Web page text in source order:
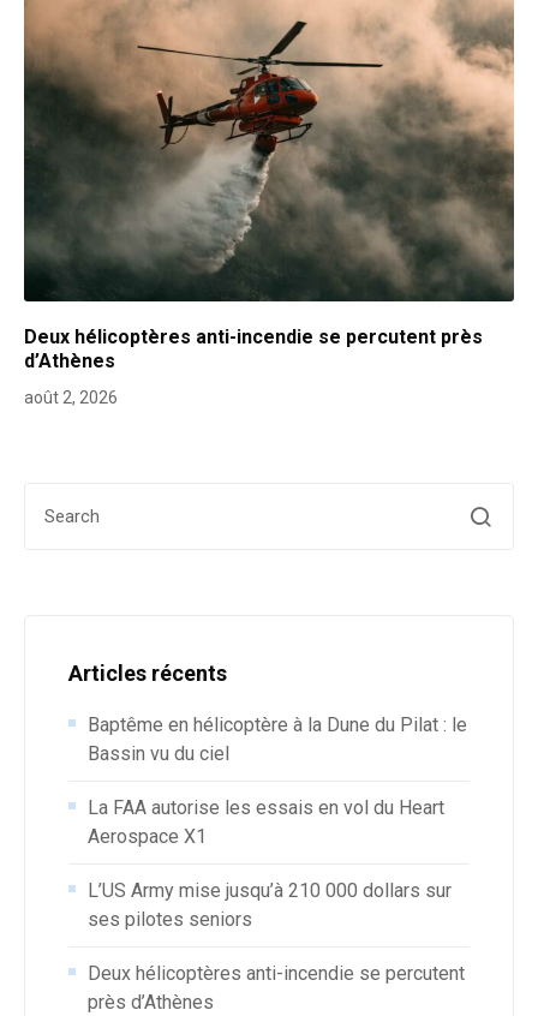
Deux hélicoptères anti-incendie se percutent près
d’Athènes
août 2, 2026
Articles récents
Baptême en hélicoptère à la Dune du Pilat : le
Bassin vu du ciel
La FAA autorise les essais en vol du Heart
Aerospace X1
L’US Army mise jusqu’à 210 000 dollars sur
ses pilotes seniors
Deux hélicoptères anti-incendie se percutent
près d’Athènes